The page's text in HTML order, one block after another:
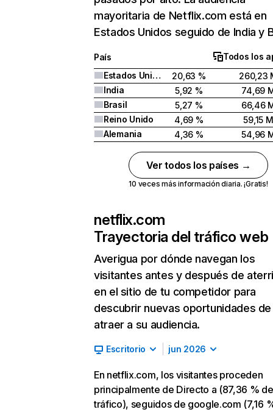
mayoritaria de Netflix.com está en
Estados Unidos seguido de India y
País
Todos los
Estados Unidos
20,63 %
260,23
India
5,92 %
74,69
Brasil
5,27 %
66,46
Reino Unido
4,69 %
59,15 M
Alemania
4,36 % 54,96
Ver todos los países →
10 veces más información diaria. ¡Gratis!
netflix.com
Trayectoria del tráfico web
Averigua por dónde navegan los
visitantes antes y después de
en el sitio de tu competidor para
descubrir nuevas oportunidades de
atraer a su audiencia.
Escritorio jun 2026
En netflix.com, los visitantes proceden
principalmente de Directo a (87,36 % de
tráfico), seguidos de google.com (7,16